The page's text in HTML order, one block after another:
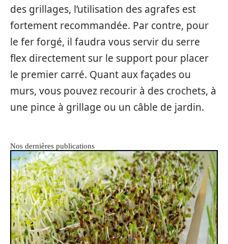
des grillages, l’utilisation des agrafes est
fortement recommandée. Par contre, pour
le fer forgé, il faudra vous servir du serre
flex directement sur le support pour placer
le premier carré. Quant aux façades ou
murs, vous pouvez recourir à des crochets, à
une pince à grillage ou un câble de jardin.
Nos dernières publications